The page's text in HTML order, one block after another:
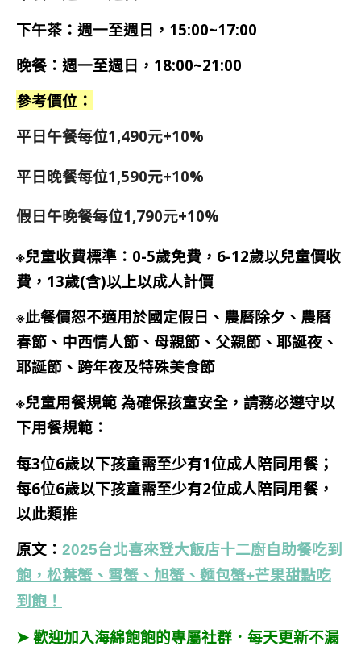
下午茶：週一至週日，15:00~17:00
晚餐：週一至週日，18:00~21:00
參考價位：
平日午餐每位1,490元+10%
平日晚餐每位1,590元+10%
假日午晚餐每位1,790元+10%
※兒童收費標準：0-5歲免費，6-12歲以兒童價收
費，13歲(含)以上以成人計價
※此餐價恕不適用於國定假日、農曆除夕、農曆
春節、中西情人節、母親節、父親節、耶誕夜、
耶誕節、跨年夜及特殊美食節
※兒童用餐規範 為確保孩童安全，請務必遵守以
下用餐規範：
每3位6歲以下孩童需至少有1位成人陪同用餐；
每6位6歲以下孩童需至少有2位成人陪同用餐，
以此類推
原文： 2025台北喜來登大飯店十二廚自助餐吃到
飽，松葉蟹、雪蟹、旭蟹、麵包蟹+芒果甜點吃
到飽！
➤ 歡迎加入海綿飽飽的專屬社群．每天更新不漏